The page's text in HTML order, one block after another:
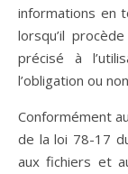
informations en
lorsqu’il
précisé à
l’obligation ou
Conformément
de la loi 78-17
aux fichiers et